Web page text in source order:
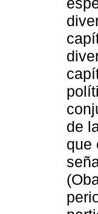
de
que